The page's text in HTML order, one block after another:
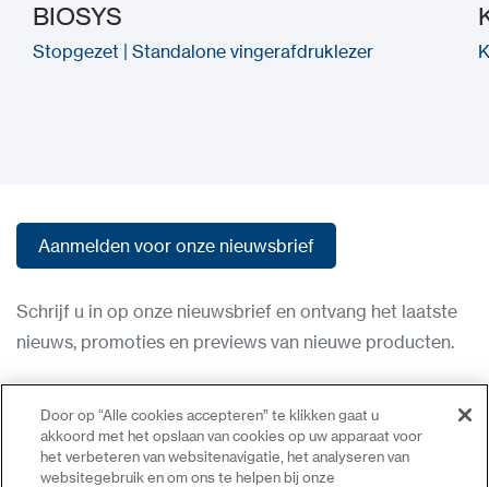
BIOSYS
Stopgezet | Standalone vingerafdruklezer
Aanmelden voor onze nieuwsbrief
Schrijf u in op onze nieuwsbrief en ontvang het laatste
nieuws, promoties en previews van nieuwe producten.
Gebruiksvoorwaarden
Privacybeleid
Neem contact op
Door op “Alle cookies accepteren” te klikken gaat u
akkoord met het opslaan van cookies op uw apparaat voor
het verbeteren van websitenavigatie, het analyseren van
websitegebruik en om ons te helpen bij onze